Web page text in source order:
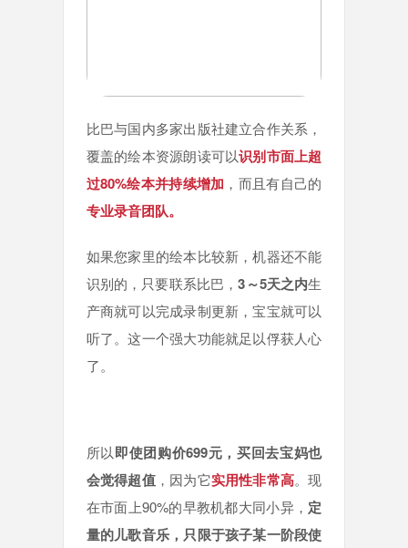
比巴与国内多家出版社建立合作关系，
覆盖的绘本资源朗读可以识别市面上超
过80%绘本并持续增加 ，而且有自己的
专业录音团队。
如果您家里的绘本比较新，机器还不能
识别的，只要联系比巴，3～5天之内生
产商就可以完成录制更新，宝宝就可以
听了。这一个强大功能就足以俘获人心
了。
所以即使团购价699元，买回去宝妈也
会觉得超值，因为它实用性非常高。现
在市面上90%的早教机都大同小异， 定
量的儿歌音乐，只限于孩子某一阶段使